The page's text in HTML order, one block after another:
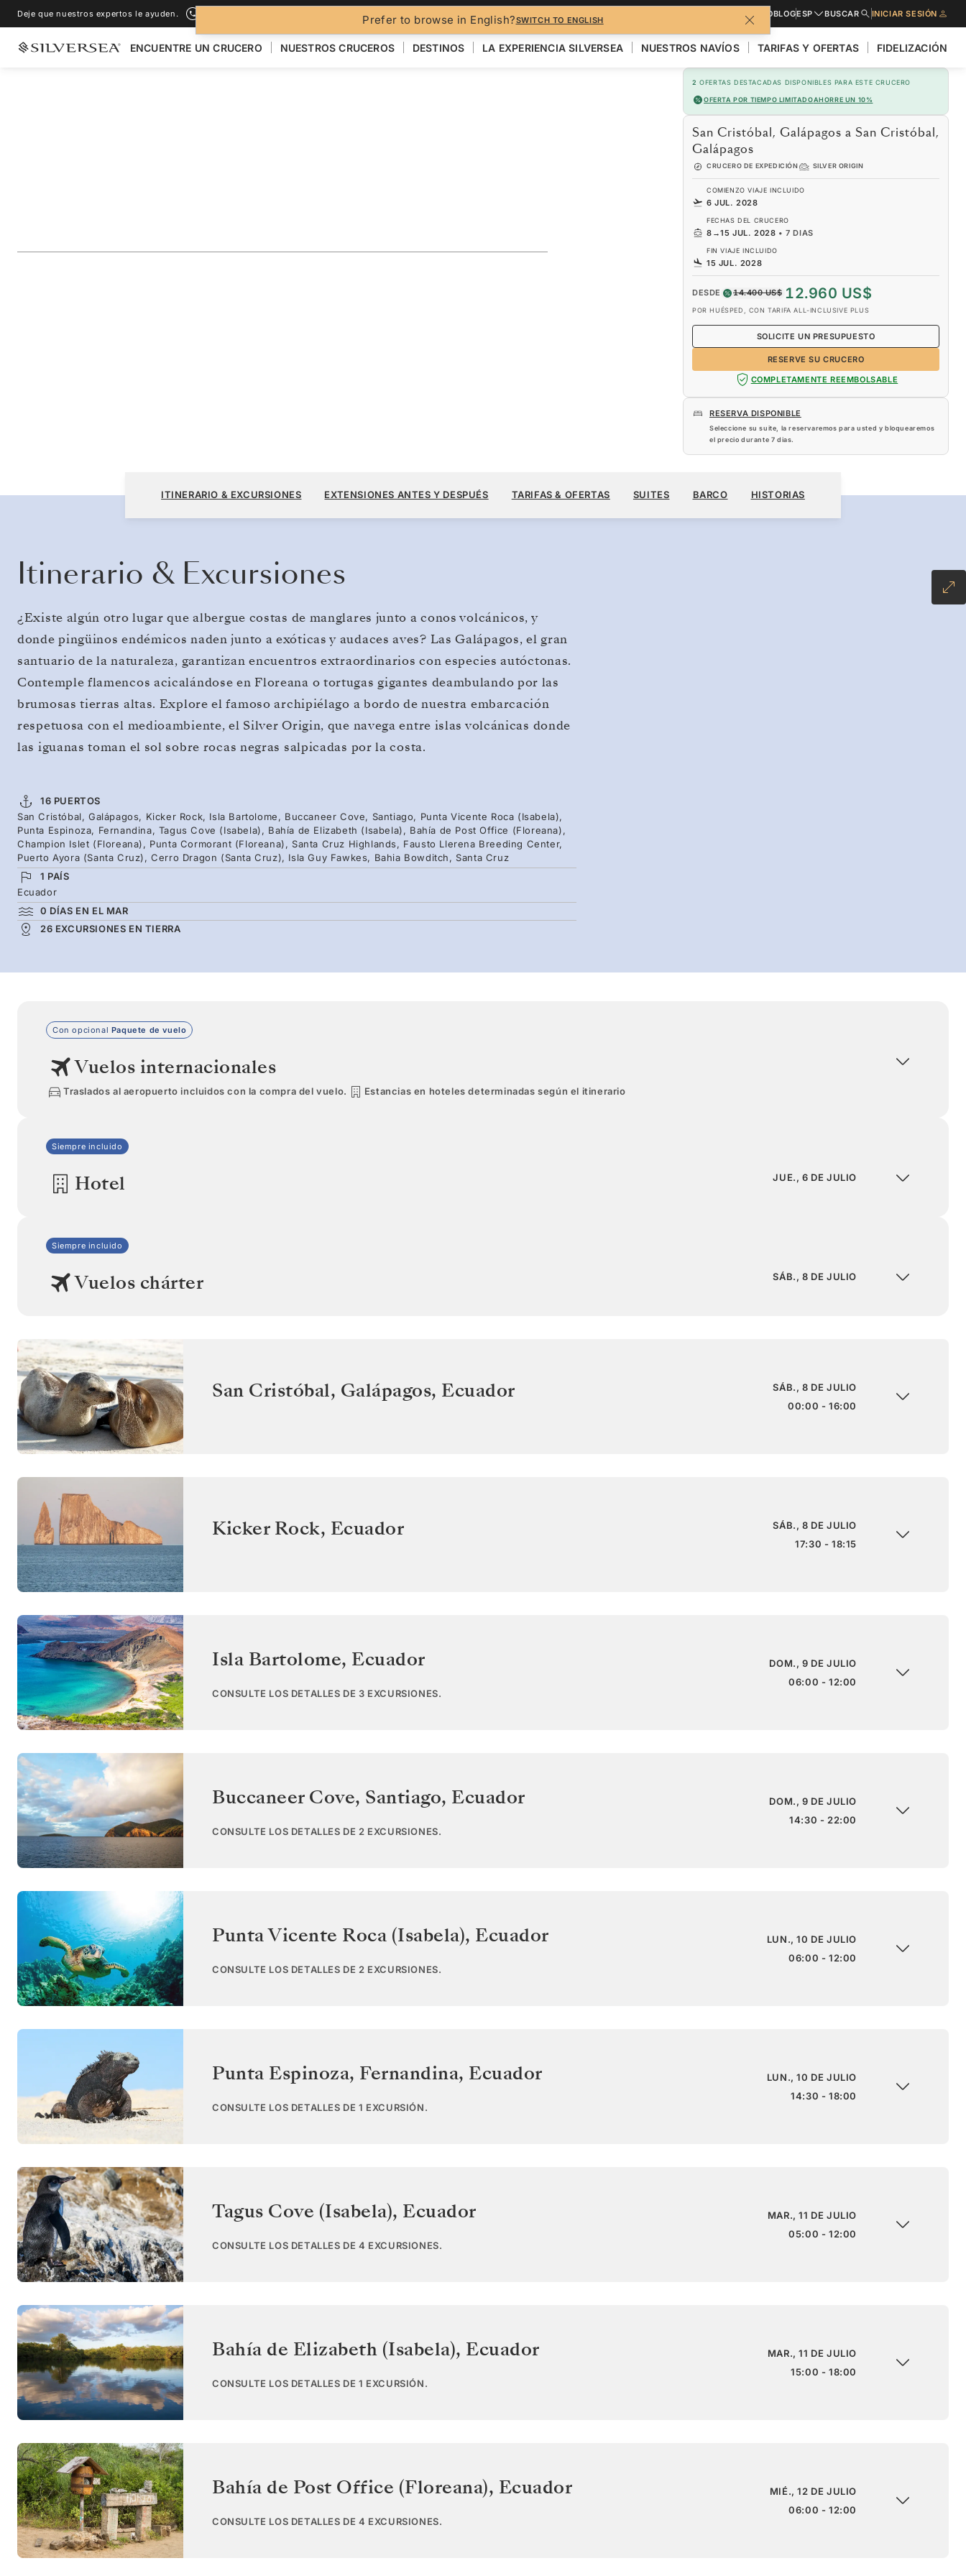
Prefer to browse in English?SWITCH TO ENGLISH
Deje que nuestros expertos le ayuden. SOLICITE PRESUPUESTOBLOGESP BUSCAR INICIAR SESIÓN
ENCUENTRE UN CRUCERO NUESTROS CRUCEROS DESTINOS LA EXPERIENCIA SILVERSEA NUESTROS NAVÍOS TARIFAS Y OFERTAS FIDELIZACIÓN
2 OFERTAS DESTACADAS DISPONIBLES PARA ESTE CRUCERO
OFERTA POR TIEMPO LIMITADOAHORRE UN 10%
San Cristóbal, Galápagos a San Cristóbal,
Galápagos
CRUCERO DE EXPEDICIÓN SILVER ORIGIN
COMIENZO VIAJE INCLUIDO
6 JUL. 2028
FECHAS DEL CRUCERO
8 →15 JUL. 2028 •7 DIAS
FIN VIAJE INCLUIDO
15 JUL. 2028
DESDE 14.400 US$ 12.960 US$
POR HUÉSPED, CON TARIFA ALL-INCLUSIVE PLUS
RESERVE SU CRUCERO
SOLICITE UN PRESUPUESTO
COMPLETAMENTE REEMBOLSABLE
RESERVA DISPONIBLE
Seleccione su suite, la reservaremos para usted y bloquearemos
el precio durante 7 dias.
San Cristóbal, Galápagos a San Cristóbal, Galápagos
7 DIAS
POR HUÉSPED, CON TARIFA ALL-INCLUSIVE PLUS
RESERVE SU CRUCERO
ITINERARIO & EXCURSIONES EXTENSIONES ANTES Y DESPUÉS TARIFAS & OFERTAS SUITES BARCO HISTORIAS
Itinerario & Excursiones
¿Existe algún otro lugar que albergue costas de manglares junto a conos volcánicos, y
donde pingüinos endémicos naden junto a exóticas y audaces aves? Las Galápagos, el gran
santuario de la naturaleza, garantizan encuentros extraordinarios con especies autóctonas.
Contemple flamencos acicalándose en Floreana o tortugas gigantes deambulando por las
brumosas tierras altas. Explore el famoso archipiélago a bordo de nuestra embarcación
respetuosa con el medioambiente, el Silver Origin, que navega entre islas volcánicas donde
las iguanas toman el sol sobre rocas negras salpicadas por la costa.
16 PUERTOS
San Cristóbal, Galápagos, Kicker Rock, Isla Bartolome, Buccaneer Cove, Santiago, Punta Vicente Roca (Isabela),
Punta Espinoza, Fernandina, Tagus Cove (Isabela), Bahía de Elizabeth (Isabela), Bahía de Post Office (Floreana),
Champion Islet (Floreana), Punta Cormorant (Floreana), Santa Cruz Highlands, Fausto Llerena Breeding Center,
Puerto Ayora (Santa Cruz), Cerro Dragon (Santa Cruz), Isla Guy Fawkes, Bahia Bowditch, Santa Cruz
1 PAÍS
Ecuador
0 DÍAS EN EL MAR
26 EXCURSIONES EN TIERRA
Con opcional Paquete de vuelo
Vuelos internacionales
Traslados al aeropuerto incluidos con la compra del vuelo. Estancias en hoteles determinadas según el itinerario
Siempre incluido
Hotel JUE., 6 DE JULIO
Siempre incluido
Vuelos chárter SÁB., 8 DE JULIO
San Cristóbal, Galápagos, Ecuador
SÁB., 8 DE JULIO
00:00 - 16:00
Kicker Rock, Ecuador
SÁB., 8 DE JULIO
17:30 - 18:15
Isla Bartolome, Ecuador
CONSULTE LOS DETALLES DE 3 EXCURSIONES.
DOM., 9 DE JULIO
06:00 - 12:00
Buccaneer Cove, Santiago, Ecuador
CONSULTE LOS DETALLES DE 2 EXCURSIONES.
DOM., 9 DE JULIO
14:30 - 22:00
Punta Vicente Roca (Isabela), Ecuador
CONSULTE LOS DETALLES DE 2 EXCURSIONES.
LUN., 10 DE JULIO
06:00 - 12:00
Punta Espinoza, Fernandina, Ecuador
CONSULTE LOS DETALLES DE 1 EXCURSIÓN.
LUN., 10 DE JULIO
14:30 - 18:00
Tagus Cove (Isabela), Ecuador
CONSULTE LOS DETALLES DE 4 EXCURSIONES.
MAR., 11 DE JULIO
05:00 - 12:00
Bahía de Elizabeth (Isabela), Ecuador
CONSULTE LOS DETALLES DE 1 EXCURSIÓN.
MAR., 11 DE JULIO
15:00 - 18:00
Bahía de Post Office (Floreana), Ecuador
CONSULTE LOS DETALLES DE 4 EXCURSIONES.
MIÉ., 12 DE JULIO
06:00 - 12:00